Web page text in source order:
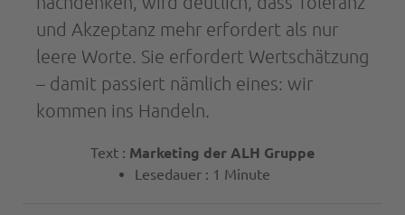
und Akzeptanz mehr erfordert als nur
leere Worte. Sie erfordert Wertschätzung
– damit passiert nämlich eines: wir
kommen ins Handeln.
Text : Marketing der ALH Gruppe
Lesedauer : 1 Minute